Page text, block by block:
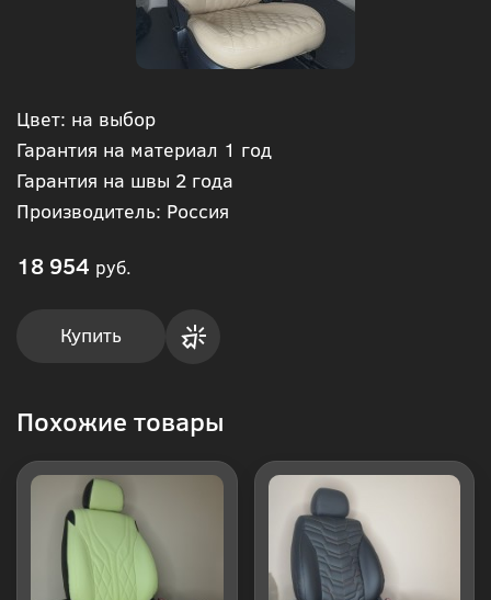
Цвет: на выбор
Гарантия на материал 1 год
Гарантия на швы 2 года
Производитель: Россия
18 954 руб.
Купить
Похожие товары